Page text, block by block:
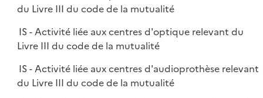
du Livre III du code de la mutualité
IS - Activité liée aux centres d'optique relevant du
Livre III du code de la mutualité
IS - Activité liée aux centres d'audioprothèse relevant
du Livre III du code de la mutualité